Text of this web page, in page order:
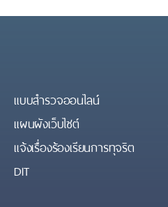
แบบสำรวจออนไลน์
แผนผังเว็บไซต์
แจ้งเรื่องร้องเรียนการทุจริต
DIT